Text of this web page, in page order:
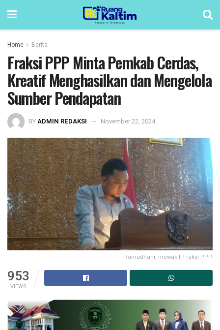
Home Berita
Fraksi PPP Minta Pemkab Cerdas,
Kreatif Menghasilkan dan Mengelola
Sumber Pendapatan
BYADMIN REDAKSI November 22, 2024
Ramadhani, mewakili Fraksi PPP.
953
VIEWS